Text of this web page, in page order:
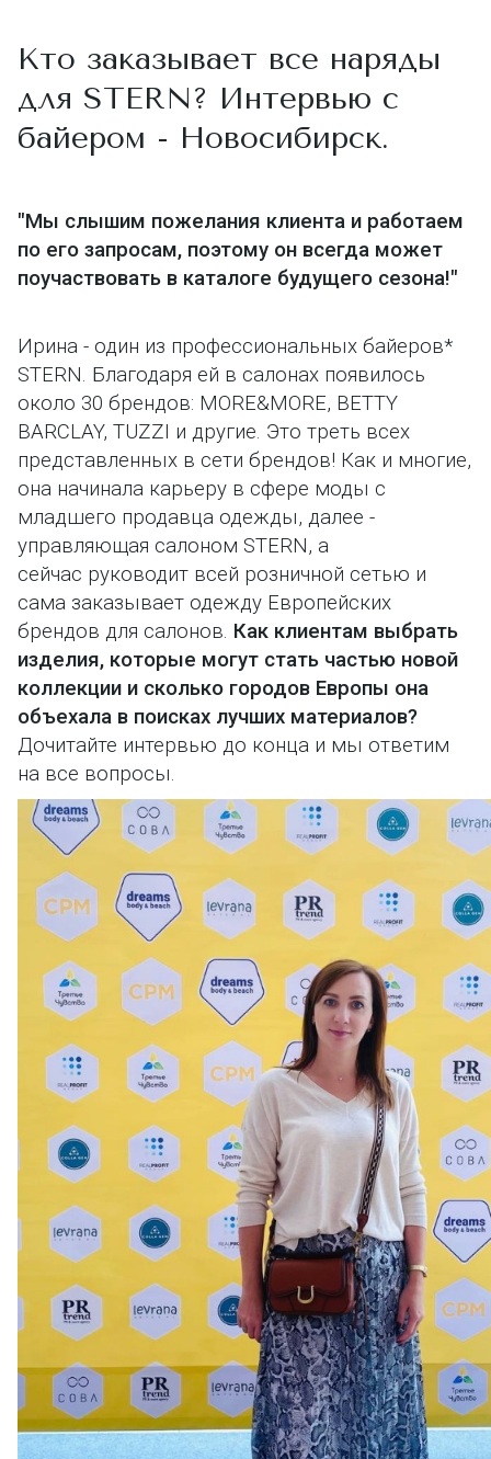
Кто заказывает все наряды
для STERN? Интервью с
байером - Новосибирск.
"Мы слышим пожелания клиента и работаем
по его запросам, поэтому он всегда может
поучаствовать в каталоге будущего сезона!"
Ирина - один из профессиональных байеров*
STERN. Благодаря ей в салонах появилось
около 30 брендов: MORE&MORE, BETTY
BARCLAY, TUZZI и другие. Это треть всех
представленных в сети брендов! Как и многие,
она начинала карьеру в сфере моды с
младшего продавца одежды, далее -
управляющая салоном STERN, а
сейчас руководит всей розничной сетью и
сама заказывает одежду Европейских
брендов для салонов. Как клиентам выбрать
изделия, которые могут стать частью новой
коллекции и сколько городов Европы она
объехала в поисках лучших материалов?
Дочитайте интервью до конца и мы ответим
на все вопросы.